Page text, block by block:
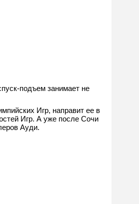
подъем занимает не
Игр, направит ее в
Игр. А уже после Сочи
Ауди.